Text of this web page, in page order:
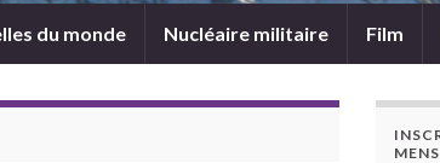
du monde Nucléaire militaire Film